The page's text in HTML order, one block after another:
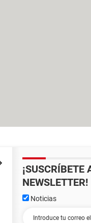
¡SUSCRÍBETE
NEWSLETTER!
Noticias